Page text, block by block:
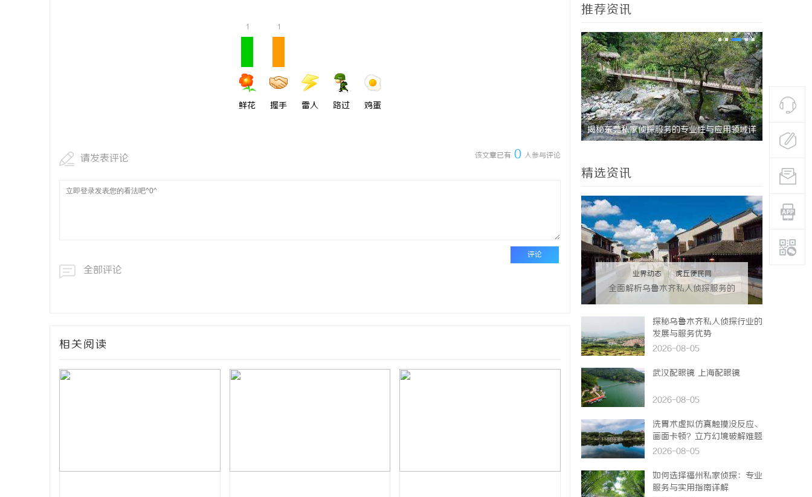
1
鲜花
1
握手 雷人 路过 鸡蛋
该文章已有 0 人参与评论
请发表评论
评论
全部评论
相关阅读
推荐资讯
揭秘东莞私家侦探服务的专业性与应用领域详 揭秘昆明
分析
精选资讯
业界动态 | 虎丘便民网
全面解析乌鲁木齐私人侦探服务的
探秘乌鲁木齐私人侦探行业的
发展与服务优势
2026-08-05
武汉配眼镜 上海配眼镜
2026-08-05
洗胃术虚拟仿真触摸没反应、
画面卡顿？立方幻境破解难题
2026-08-05
如何选择福州私家侦探：专业
服务与实用指南详解